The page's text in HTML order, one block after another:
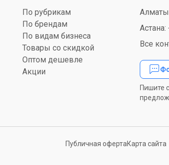
По рубрикам
По брендам
По видам бизнеса
Товары со скидкой
Оптом дешевле
Акции
Все
Пишите
Публичная офертаКарта сайта